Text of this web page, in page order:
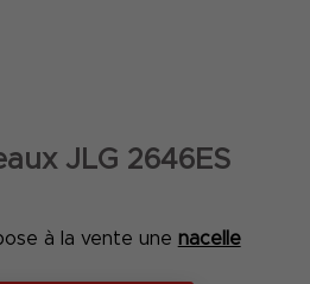
JLG 2646ES
à la vente une nacelle